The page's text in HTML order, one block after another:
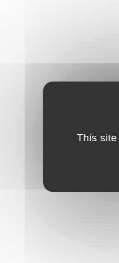
This